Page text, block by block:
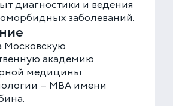
диагностики и ведения
заболеваний.
Московскую
академию
медицины
— МВА имени